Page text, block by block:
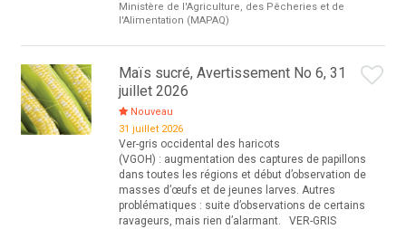
Ministère de l'Agriculture, des Pêcheries et de
l'Alimentation (MAPAQ)
Maïs sucré, Avertissement No 6, 31
juillet 2026
Nouveau
31 juillet 2026
Ver-gris occidental des haricots
(VGOH) : augmentation des captures de papillons
dans toutes les régions et début d’observation de
masses d’œufs et de jeunes larves. Autres
problématiques : suite d’observations de certains
ravageurs, mais rien d’alarmant. VER-GRIS